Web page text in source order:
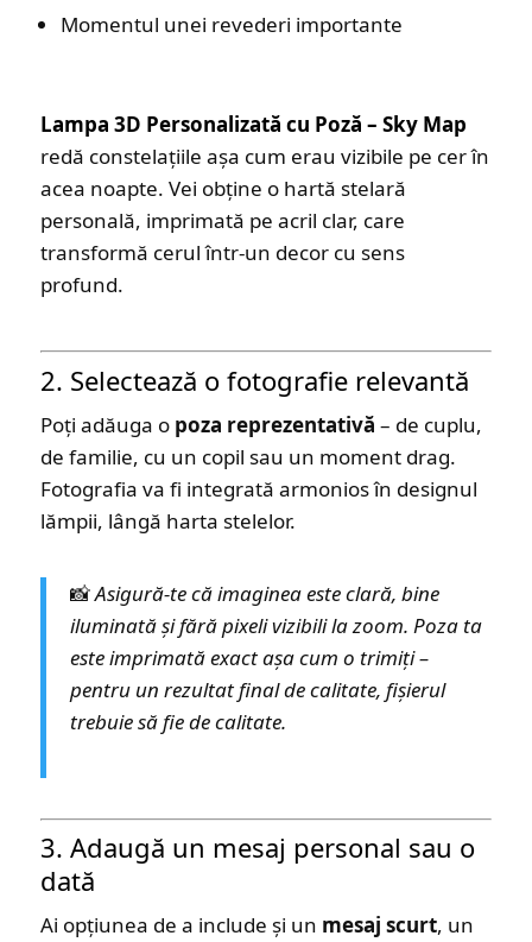
Momentul unei revederi importante
Lampa 3D Personalizată cu Poză – Sky Map
redă constelațiile așa cum erau vizibile pe cer în
acea noapte. Vei obține o hartă stelară
personală, imprimată pe acril clar, care
transformă cerul într-un decor cu sens
profund.
2. Selectează o fotografie relevantă
Poți adăuga o poza reprezentativă – de cuplu,
de familie, cu un copil sau un moment drag.
Fotografia va fi integrată armonios în designul
lămpii, lângă harta stelelor.
📸Asigură-te că imaginea este clară, bine
iluminată și fără pixeli vizibili la zoom. Poza ta
este imprimată exact așa cum o trimiți –
pentru un rezultat final de calitate, fișierul
trebuie să fie de calitate.
3. Adaugă un mesaj personal sau o
dată
Ai opțiunea de a include și un mesaj scurt, un